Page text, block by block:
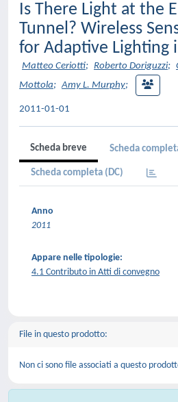
Is There Light at the
Tunnel? Wireless
for Adaptive Lighting
Matteo Ceriotti; Roberto Doriguzzi;
Mottola; Amy L. Murphy;
2011-01-01
Scheda breve Scheda
Scheda completa (DC)
Anno
2011
Appare nelle tipologie:
4.1 Contributo in Atti di convegno
File in questo prodotto:
Non ci sono file associati a questo